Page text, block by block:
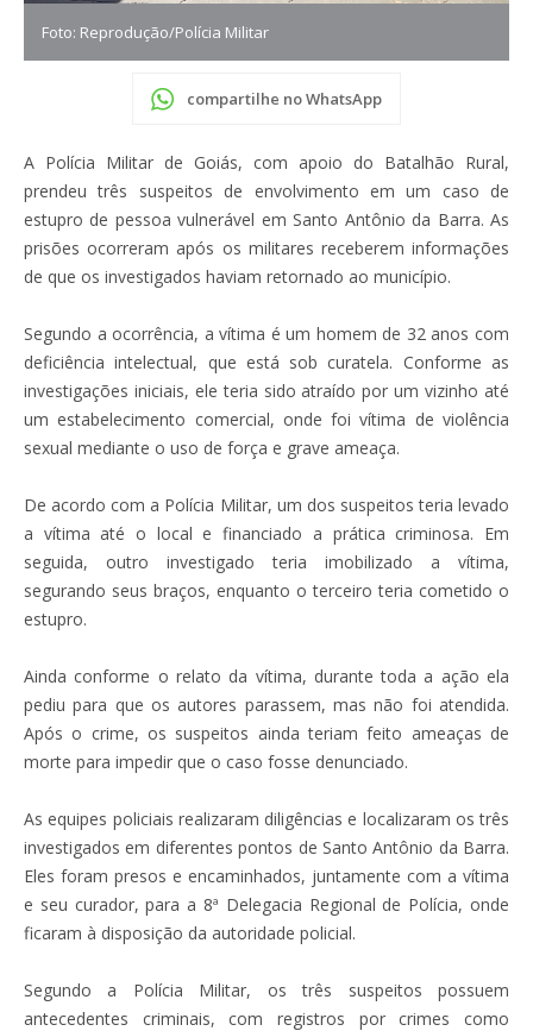
Foto: Reprodução/Polícia Militar
compartilhe no WhatsApp
A Polícia Militar de Goiás, com apoio do Batalhão Rural,
prendeu três suspeitos de envolvimento em um caso de
estupro de pessoa vulnerável em Santo Antônio da Barra. As
prisões ocorreram após os militares receberem informações
de que os investigados haviam retornado ao município.
Segundo a ocorrência, a vítima é um homem de 32 anos com
deficiência intelectual, que está sob curatela. Conforme as
investigações iniciais, ele teria sido atraído por um vizinho até
um estabelecimento comercial, onde foi vítima de violência
sexual mediante o uso de força e grave ameaça.
De acordo com a Polícia Militar, um dos suspeitos teria levado
a vítima até o local e financiado a prática criminosa. Em
seguida, outro investigado teria imobilizado a vítima,
segurando seus braços, enquanto o terceiro teria cometido o
estupro.
Ainda conforme o relato da vítima, durante toda a ação ela
pediu para que os autores parassem, mas não foi atendida.
Após o crime, os suspeitos ainda teriam feito ameaças de
morte para impedir que o caso fosse denunciado.
As equipes policiais realizaram diligências e localizaram os três
investigados em diferentes pontos de Santo Antônio da Barra.
Eles foram presos e encaminhados, juntamente com a vítima
e seu curador, para a 8ª Delegacia Regional de Polícia, onde
ficaram à disposição da autoridade policial.
Segundo a Polícia Militar, os três suspeitos possuem
antecedentes criminais, com registros por crimes como